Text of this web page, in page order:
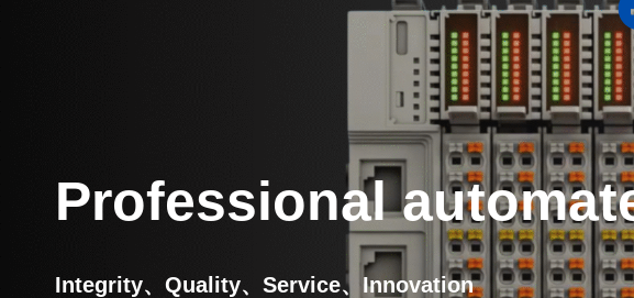
Professional
Integrity、Quality、Service、Innovation